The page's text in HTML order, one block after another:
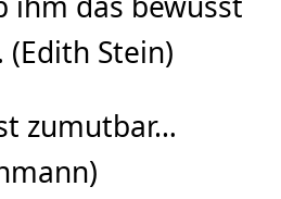
Stein)
zumutbar…